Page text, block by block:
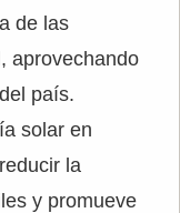
de las
aprovechando
país.
solar en
la
y promueve